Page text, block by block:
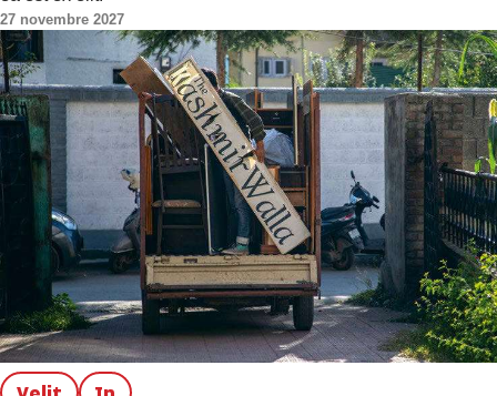
27 novembre 2027